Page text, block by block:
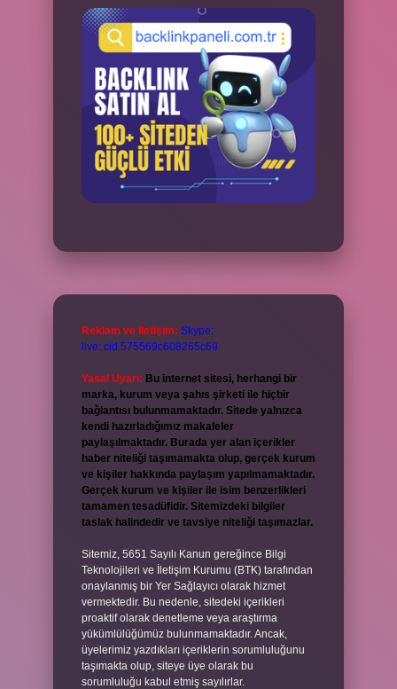
Reklam ve İletişim: Skype:
live:.cid.575569c608265c69
Yasal Uyarı: Bu internet sitesi, herhangi bir
marka, kurum veya şahıs şirketi ile hiçbir
bağlantısı bulunmamaktadır. Sitede yalnızca
kendi hazırladığımız makaleler
paylaşılmaktadır. Burada yer alan içerikler
haber niteliği taşımamakta olup, gerçek kurum
ve kişiler hakkında paylaşım yapılmamaktadır.
Gerçek kurum ve kişiler ile isim benzerlikleri
tamamen tesadüfidir. Sitemizdeki bilgiler
taslak halindedir ve tavsiye niteliği taşımazlar.
Sitemiz, 5651 Sayılı Kanun gereğince Bilgi
Teknolojileri ve İletişim Kurumu (BTK) tarafından
onaylanmış bir Yer Sağlayıcı olarak hizmet
vermektedir. Bu nedenle, sitedeki içerikleri
proaktif olarak denetleme veya araştırma
yükümlülüğümüz bulunmamaktadır. Ancak,
üyelerimiz yazdıkları içeriklerin sorumluluğunu
taşımakta olup, siteye üye olarak bu
sorumluluğu kabul etmiş sayılırlar.